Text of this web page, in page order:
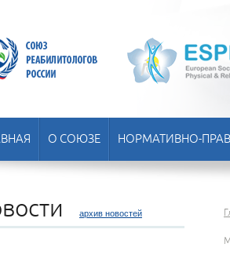
О СОЮЗЕ НОРМАТИВНО-
архив новостей